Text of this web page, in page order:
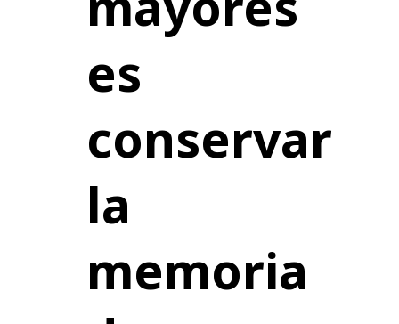
es
conservar
la
memoria